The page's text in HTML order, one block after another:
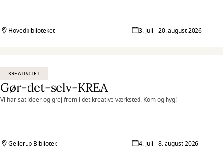
Hovedbiblioteket 3. juli - 20. august 2026
KREATIVITET
Gør-det-selv-KREA
Vi har sat ideer og grej frem i det kreative værksted. Kom og hyg!
Gellerup Bibliotek 4. juli - 8. august 2026